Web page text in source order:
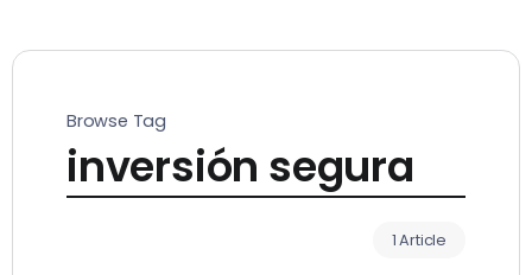
Browse Tag
inversión segura
1 Article